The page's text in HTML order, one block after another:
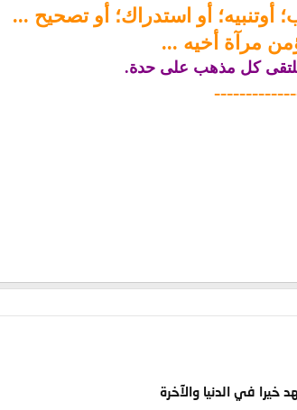
أو استدراك؛ أو تصحيح ...
مرآة أخيه ...
كل مذهب على حدة.
في الدنيا والآخرة